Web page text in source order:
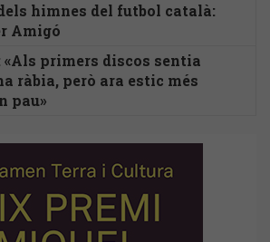
himnes del futbol català:
Amigó
«Als primers discos sentia
ràbia, però ara estic més
pau»